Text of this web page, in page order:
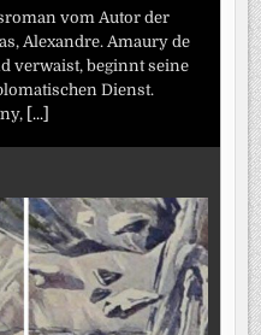
vom Autor der
Alexandre. Amaury de
verwaist, beginnt seine
Dienst.
[...]